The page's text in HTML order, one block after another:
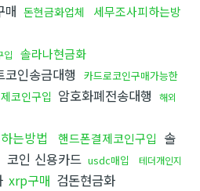
매 돈현금화업체
세무조사피하는방
입 솔라나현금화
코인송금대행
카드로코인구매가능한
코인구입 암호화폐전송대행
해외
는방법 핸드폰결제코인구입 솔
코인 신용카드 usdc매입
테더개인지
xrp구매 검돈현금화